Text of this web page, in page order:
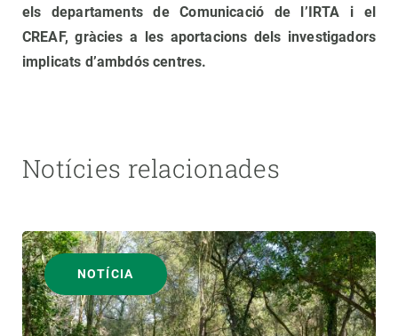
els departaments de Comunicació de l’IRTA i el
CREAF, gràcies a les aportacions dels investigadors
implicats d’ambdós centres.
Notícies relacionades
NOTÍCIA